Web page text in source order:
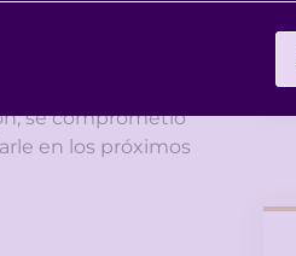
de
se comprometió
en los próximos